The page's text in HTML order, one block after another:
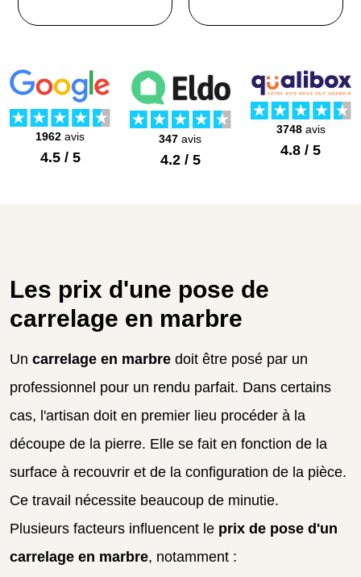
1962 avis
4.5 / 5
347 avis
4.2 / 5
3748avis
4.8 / 5
Les prix d'une pose de
carrelage en marbre
Un carrelage en marbre doit être posé par un
professionnel pour un rendu parfait. Dans certains
cas, l'artisan doit en premier lieu procéder à la
découpe de la pierre. Elle se fait en fonction de la
surface à recouvrir et de la configuration de la pièce.
Ce travail nécessite beaucoup de minutie.
Plusieurs facteurs influencent le prix de pose d'un
carrelage en marbre, notamment :